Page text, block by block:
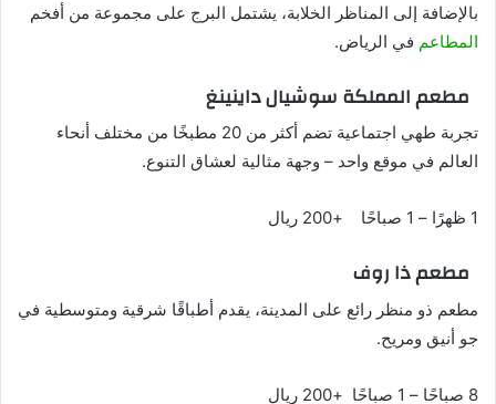
بالإضافة إلى المناظر الخلابة، يشتمل البرج على مجموعة من أفخم
المطاعم في الرياض.
مطعم المملكة سوشيال داينينغ
تجربة طهي اجتماعية تضم أكثر من 20 مطبخًا من مختلف أنحاء
العالم في موقع واحد – وجهة مثالية لعشاق التنوع.
1 ظهرًا – 1 صباحًا +200 ريال
مطعم ذا روف
مطعم ذو منظر رائع على المدينة، يقدم أطباقًا شرقية ومتوسطية في
جو أنيق ومريح.
8 صباحًا – 1 صباحًا +200 ريال